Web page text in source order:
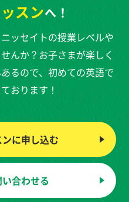
スンへ！
ッセイトの授業レベルや
んか？お子さまが楽しく
るので、初めての英語で
おります！
に申し込む
い合わせる